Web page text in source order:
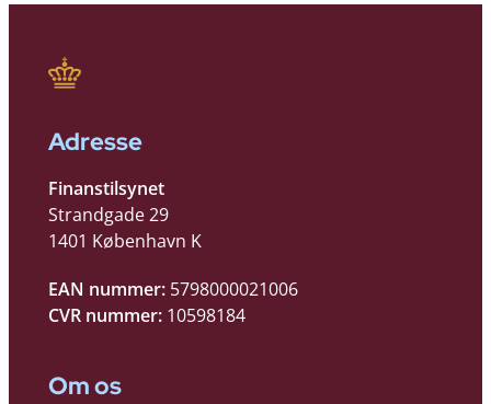
Adresse
Finanstilsynet
Strandgade 29
1401 København K
EAN nummer: 5798000021006
CVR nummer: 10598184
Om os